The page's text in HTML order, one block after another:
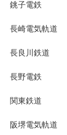
銚子電鉄
長崎電気軌道
長良川鉄道
長野電鉄
関東鉄道
阪堺電気軌道